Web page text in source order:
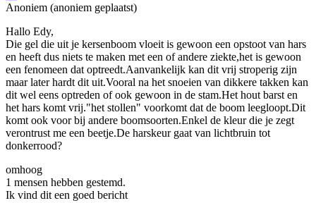
Anoniem (anoniem geplaatst)
Hallo Edy,
Die gel die uit je kersenboom vloeit is gewoon een opstoot van hars
en heeft dus niets te maken met een of andere ziekte,het is gewoon
een fenomeen dat optreedt.Aanvankelijk kan dit vrij stroperig zijn
maar later hardt dit uit.Vooral na het snoeien van dikkere takken kan
dit wel eens optreden of ook gewoon in de stam.Het hout barst en
het hars komt vrij."het stollen" voorkomt dat de boom leegloopt.Dit
komt ook voor bij andere boomsoorten.Enkel de kleur die je zegt
verontrust me een beetje.De harskeur gaat van lichtbruin tot
donkerrood?
omhoog
1 mensen hebben gestemd.
Ik vind dit een goed bericht